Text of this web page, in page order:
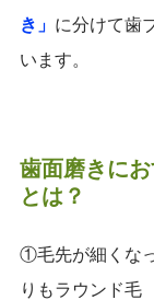
き」 に分けて歯
います。
歯面磨きに
とは？
①毛先が細くな
りもラウンド毛